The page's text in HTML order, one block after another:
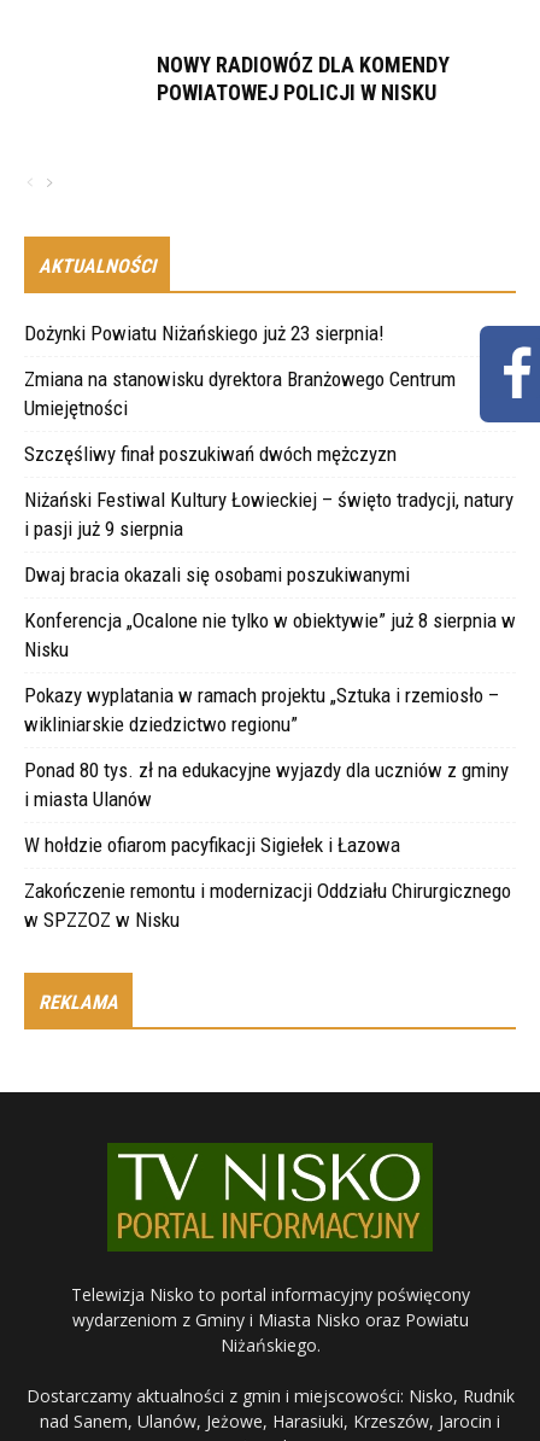
NOWY RADIOWÓZ DLA KOMENDY
POWIATOWEJ POLICJI W NISKU
AKTUALNOŚCI
Dożynki Powiatu Niżańskiego już 23 sierpnia!
Zmiana na stanowisku dyrektora Branżowego Centrum
Umiejętności
Szczęśliwy finał poszukiwań dwóch mężczyzn
Niżański Festiwal Kultury Łowieckiej – święto tradycji, natury
i pasji już 9 sierpnia
Dwaj bracia okazali się osobami poszukiwanymi
Konferencja „Ocalone nie tylko w obiektywie” już 8 sierpnia w
Nisku
Pokazy wyplatania w ramach projektu „Sztuka i rzemiosło –
wikliniarskie dziedzictwo regionu”
Ponad 80 tys. zł na edukacyjne wyjazdy dla uczniów z gminy
i miasta Ulanów
W hołdzie ofiarom pacyfikacji Sigiełek i Łazowa
Zakończenie remontu i modernizacji Oddziału Chirurgicznego
w SPZZOZ w Nisku
REKLAMA
Telewizja Nisko to portal informacyjny poświęcony
wydarzeniom z Gminy i Miasta Nisko oraz Powiatu
Niżańskiego.
Dostarczamy aktualności z gmin i miejscowości: Nisko, Rudnik
nad Sanem, Ulanów, Jeżowe, Harasiuki, Krzeszów, Jarocin i